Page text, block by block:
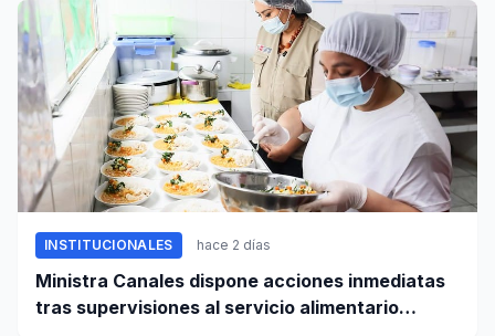
INSTITUCIONALES hace 2 días
Ministra Canales dispone acciones inmediatas
tras supervisiones al servicio alimentario